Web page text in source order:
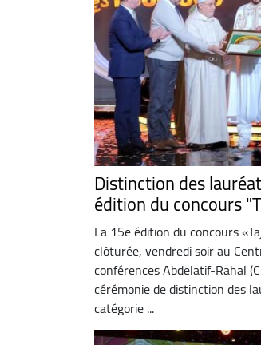
Distinction des
édition du concours
La 15e édition du concours
clôturée, vendredi soir au
conférences Abdelatif-Rahal
cérémonie de distinction des
catégorie ...